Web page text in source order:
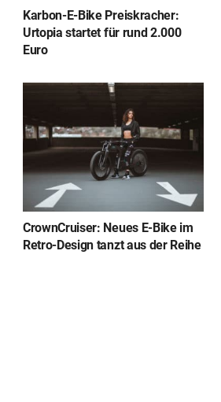
Karbon-E-Bike Preiskracher:
Urtopia startet für rund 2.000
Euro
CrownCruiser: Neues E-Bike im
Retro-Design tanzt aus der Reihe